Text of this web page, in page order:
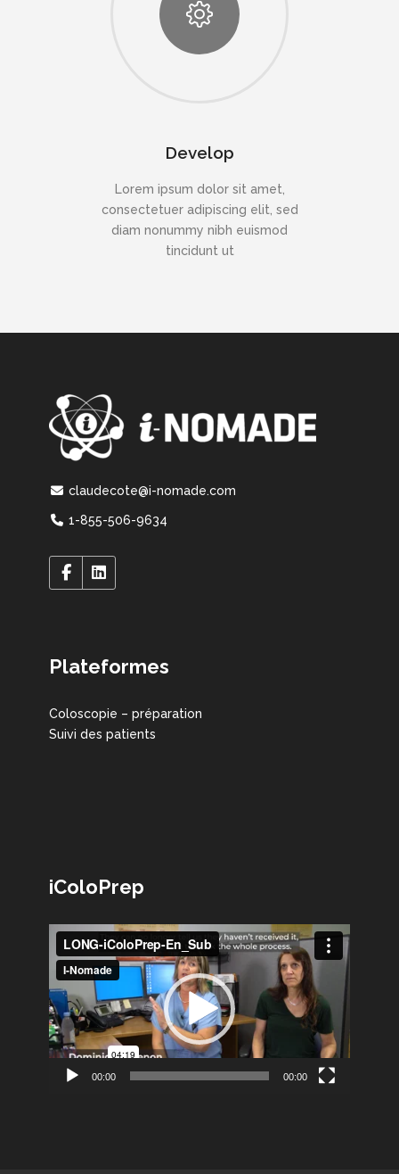
Develop
Lorem ipsum dolor sit amet,
consectetuer adipiscing elit, sed
diam nonummy nibh euismod
tincidunt ut
claudecote@i-nomade.com
1-855-506-9634
Plateformes
Coloscopie – préparation
Suivi des patients
iColoPrep
Lecteur
vidéo
00:00 00:00